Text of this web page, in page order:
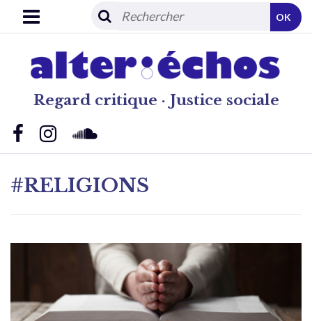
Regard critique · Justice sociale
OK
#RELIGIONS